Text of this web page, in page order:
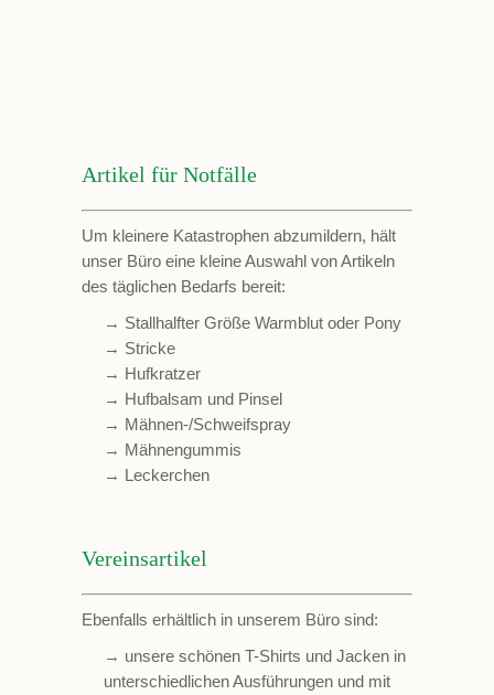
Artikel für Notfälle
Um kleinere Katastrophen abzumildern, hält
unser Büro eine kleine Auswahl von Artikeln
des täglichen Bedarfs bereit:
→ Stallhalfter Größe Warmblut oder Pony
→ Stricke
→ Hufkratzer
→ Hufbalsam und Pinsel
→ Mähnen-/Schweifspray
→ Mähnengummis
→ Leckerchen
Vereinsartikel
Ebenfalls erhältlich in unserem Büro sind:
→ unsere schönen T-Shirts und Jacken in
unterschiedlichen Ausführungen und mit